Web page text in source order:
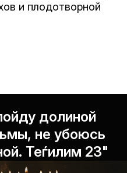
и плодотворной
долиной
не убоюсь
Теѓилим 23"